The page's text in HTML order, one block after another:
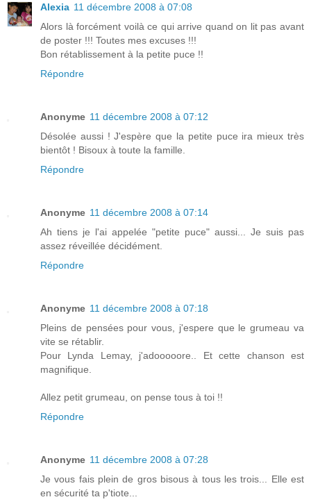
Alexia 11 décembre 2008 à 07:08
Alors là forcément voilà ce qui arrive quand on lit pas avant
de poster !!! Toutes mes excuses !!!
Bon rétablissement à la petite puce !!
Répondre
Anonyme 11 décembre 2008 à 07:12
Désolée aussi ! J'espère que la petite puce ira mieux très
bientôt ! Bisoux à toute la famille.
Répondre
Anonyme 11 décembre 2008 à 07:14
Ah tiens je l'ai appelée "petite puce" aussi... Je suis pas
assez réveillée décidément.
Répondre
Anonyme 11 décembre 2008 à 07:18
Pleins de pensées pour vous, j'espere que le grumeau va
vite se rétablir.
Pour Lynda Lemay, j'adooooore.. Et cette chanson est
magnifique.
Allez petit grumeau, on pense tous à toi !!
Répondre
Anonyme 11 décembre 2008 à 07:28
Je vous fais plein de gros bisous à tous les trois... Elle est
en sécurité ta p'tiote...